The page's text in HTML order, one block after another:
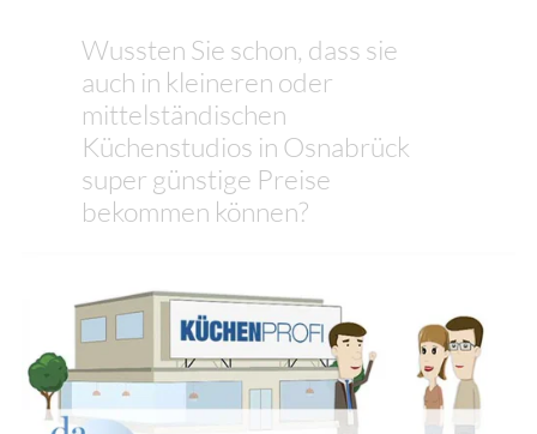
Wussten Sie schon, dass sie
auch in kleineren oder
mittelständischen
Küchenstudios in Osnabrück
super günstige Preise
bekommen können?